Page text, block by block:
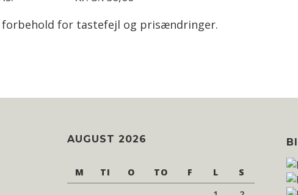
forbehold for tastefejl og prisændringer.
AUGUST 2026
M TI O TO F L
S